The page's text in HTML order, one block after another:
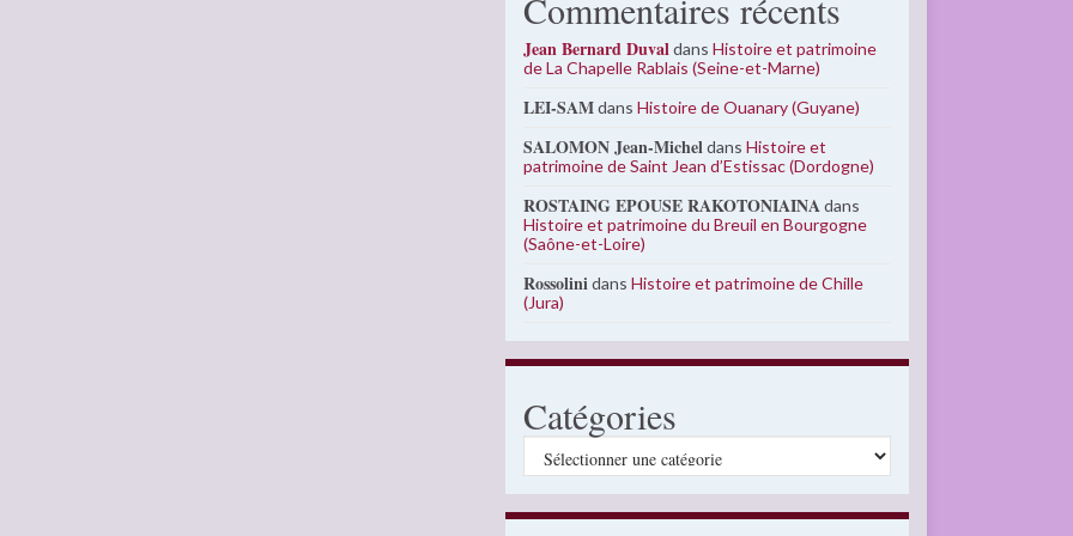
Commentaires récents
Jean Bernard DuvaldansHistoire et patrimoine
de La Chapelle Rablais (Seine-et-Marne)
LEI-SAMdansHistoire de Ouanary (Guyane)
SALOMON Jean-MicheldansHistoire et
patrimoine de Saint Jean d’Estissac (Dordogne)
ROSTAING EPOUSE RAKOTONIAINAdans
Histoire et patrimoine du Breuil en Bourgogne
(Saône-et-Loire)
RossolinidansHistoire et patrimoine de Chille
(Jura)
Catégories
Catégories